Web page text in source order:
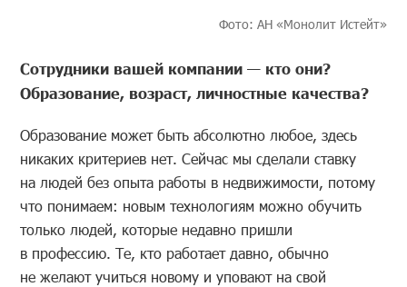
Фото: АН «Монолит Истейт»
Сотрудники вашей компании — кто они?
Образование, возраст, личностные качества?
Образование может быть абсолютно любое, здесь
никаких критериев нет. Сейчас мы сделали ставку
на людей без опыта работы в недвижимости, потому
что понимаем: новым технологиям можно обучить
только людей, которые недавно пришли
в профессию. Те, кто работает давно, обычно
не желают учиться новому и уповают на свой